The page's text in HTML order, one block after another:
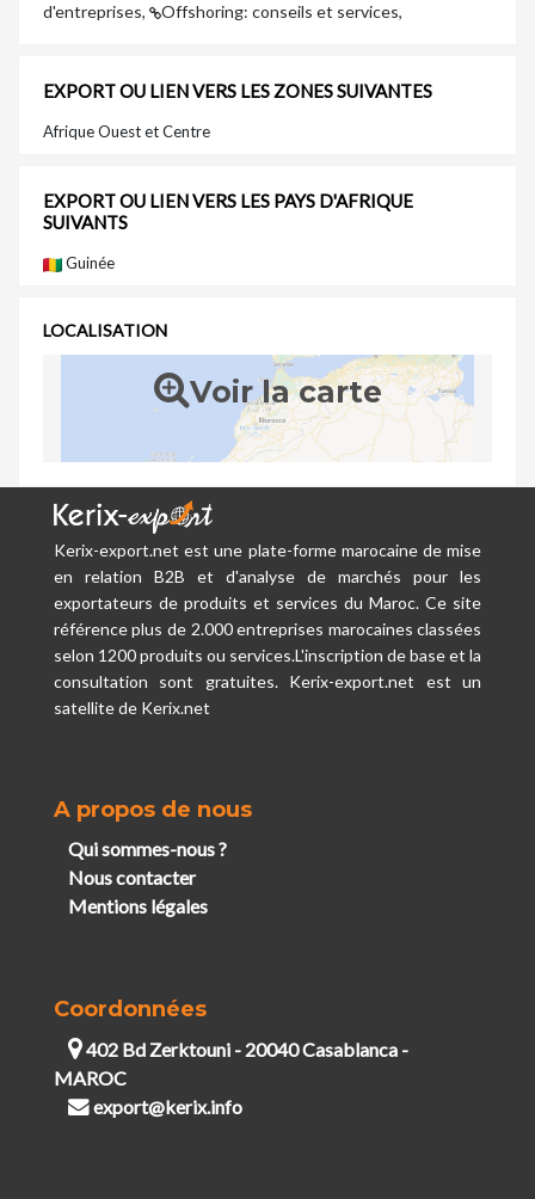
d'entreprises,
Offshoring: conseils et services,
EXPORT OU LIEN VERS LES ZONES SUIVANTES
Afrique Ouest et Centre
EXPORT OU LIEN VERS LES PAYS D'AFRIQUE
SUIVANTS
Guinée
LOCALISATION
Voir la carte
Kerix-export.net est une plate-forme marocaine de mise
en relation B2B et d'analyse de marchés pour les
exportateurs de produits et services du Maroc. Ce site
référence plus de 2.000 entreprises marocaines classées
selon 1200 produits ou services.L'inscription de base et la
consultation sont gratuites. Kerix-export.net est un
satellite de Kerix.net
A propos de nous
Qui sommes-nous ?
Nous contacter
Mentions légales
Coordonnées
402 Bd Zerktouni - 20040 Casablanca -
MAROC
export@kerix.info